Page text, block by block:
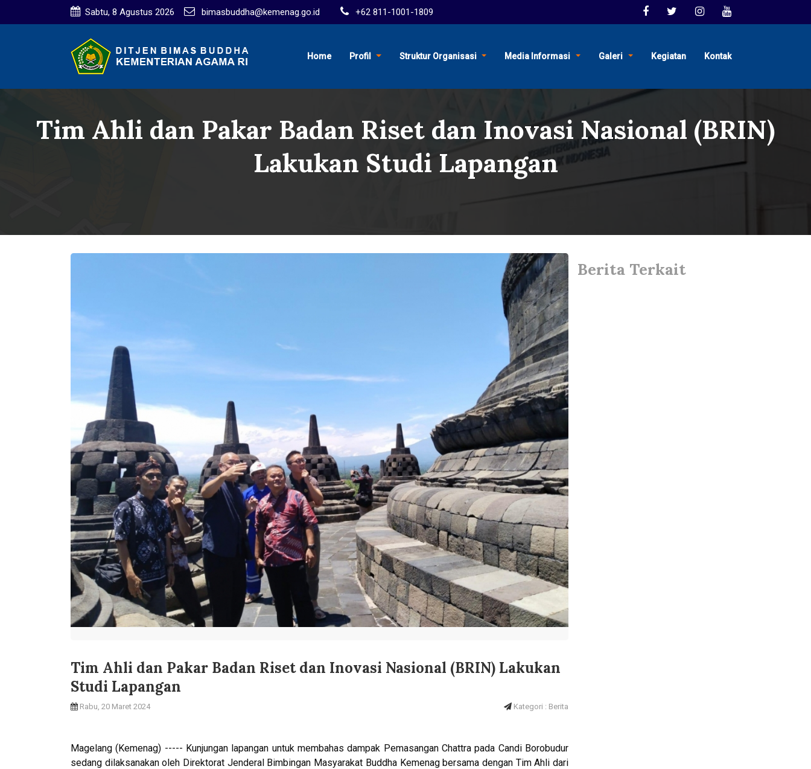
Sabtu, 8 Agustus 2026 bimasbuddha@kemenag.go.id +62 811-1001-1809
Home Profil Struktur Organisasi Media Informasi Galeri Kegiatan Kontak
Tim Ahli dan Pakar Badan Riset dan Inovasi Nasional (BRIN)
Lakukan Studi Lapangan
Tim Ahli dan Pakar Badan Riset dan Inovasi Nasional (BRIN) Lakukan
Studi Lapangan
Rabu, 20 Maret 2024 Kategori : Berita
Magelang (Kemenag) ----- Kunjungan lapangan untuk membahas dampak Pemasangan Chattra pada Candi Borobudur
sedang dilaksanakan oleh Direktorat Jenderal Bimbingan Masyarakat Buddha Kemenag bersama dengan Tim Ahli dari
Berita Terkait